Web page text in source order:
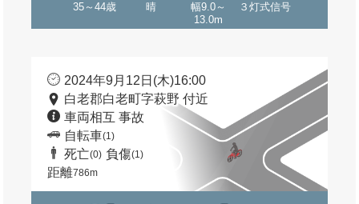
35～44歳 晴
幅9.0～
13.0m
３灯式信号
2024年9月12日(木)16:00
白老郡白老町字萩野 付近
車両相互 事故
自転車(1)
死亡(0) 負傷(1)
距離786m